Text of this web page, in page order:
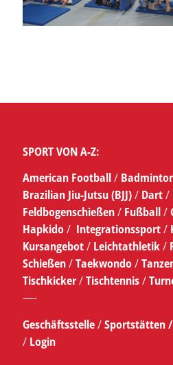
SPORT VON A-Z:
American Football/
Brazilian Jiu-Jutsu (BJJ)/ Dart/
Feldbogenschießen/ Fußball/
Hapkido/ Integrationssport/
Kursangebot/Leichtathletik/
Schießen/Taekwondo/
Tischkicker/Tischtennis/
—-
Geschäftsstelle/Sportstätten /
/ Login